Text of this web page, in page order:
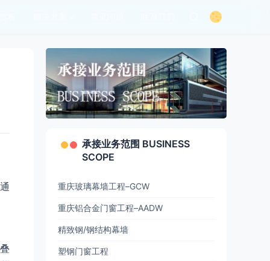
承接业务范围 BUSINESS
SCOPE
重庆玻璃幕墙工程–GCW
重庆铝合金门窗工程–AADW
精致钢/钢结构幕墙
塑钢门窗工程